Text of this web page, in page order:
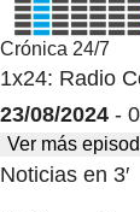
Crónica 24/7
1x24: Radio
23/08/2024 -
Ver más
Noticias en 3′